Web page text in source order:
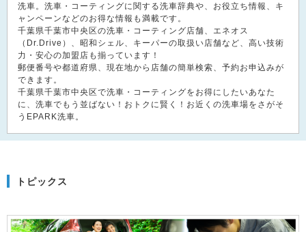
洗車。洗車・コーティングに関する洗車辞典や、お役立ち情報、キ
ャンペーンなどのお得な情報も満載です。
千葉県千葉市中央区の洗車・コーティング店舗、エネオス
（Dr.Drive）、昭和シェル、キーパーの取扱い店舗など、高い技術
力・安心の加盟店も揃っています！
郵便番号や都道府県、現在地から店舗の簡単検索、予約お申込みが
できます。
千葉県千葉市中央区で洗車・コーティングをお得にしたいあなた
に、洗車でもう並ばない！おトクに賢く！お近くの洗車場をさがそ
うEPARK洗車。
トピックス